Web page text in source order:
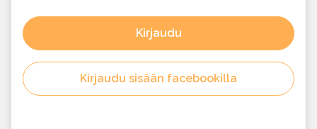
Kirjaudu
Kirjaudu sisään facebookilla